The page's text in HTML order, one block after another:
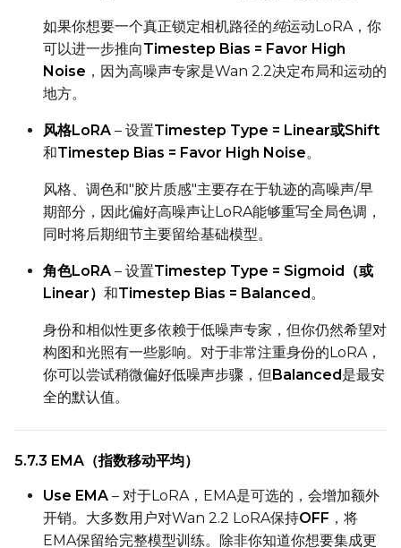
如果你想要一个真正锁定相机路径的纯运动LoRA，你
可以进一步推向Timestep Bias = Favor High
Noise ，因为高噪声专家是Wan 2.2决定布局和运动的
地方。
风格LoRA – 设置Timestep Type = Linear或Shift
和Timestep Bias = Favor High Noise。
风格、调色和"胶片质感"主要存在于轨迹的高噪声/早
期部分，因此偏好高噪声让LoRA能够重写全局色调，
同时将后期细节主要留给基础模型。
角色LoRA – 设置Timestep Type = Sigmoid（或
Linear） 和Timestep Bias = Balanced。
身份和相似性更多依赖于低噪声专家，但你仍然希望对
构图和光照有一些影响。对于非常注重身份的LoRA，
你可以尝试稍微偏好低噪声步骤，但Balanced是最安
全的默认值。
5.7.3 EMA（指数移动平均）
Use EMA – 对于LoRA，EMA是可选的，会增加额外
开销。大多数用户对Wan 2.2 LoRA保持OFF ，将
EMA保留给完整模型训练。除非你知道你想要集成更